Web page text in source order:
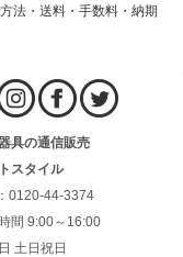
法・送料・手数料・納期
具の通信販売
スタイル
0120-44-3374
間 9:00～16:00
土日祝日